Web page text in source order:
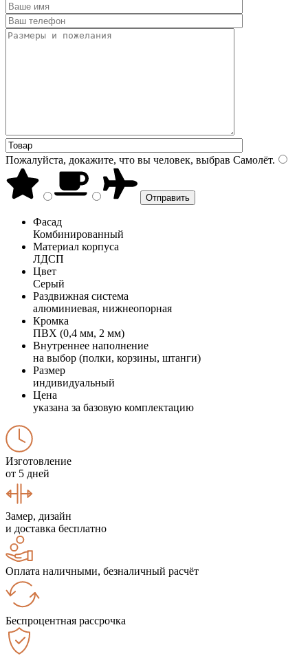
Пожалуйста, докажите, что вы человек, выбрав Самолёт.
Фасад
Комбинированный
Материал корпуса
ЛДСП
Цвет
Серый
Раздвижная система
алюминиевая, нижнеопорная
Кромка
ПВХ (0,4 мм, 2 мм)
Внутреннее наполнение
на выбор (полки, корзины, штанги)
Размер
индивидуальный
Цена
указана за базовую комплектацию
Изготовление
от 5 дней
Замер, дизайн
и доставка бесплатно
Оплата наличными, безналичный расчёт
Беспроцентная рассрочка